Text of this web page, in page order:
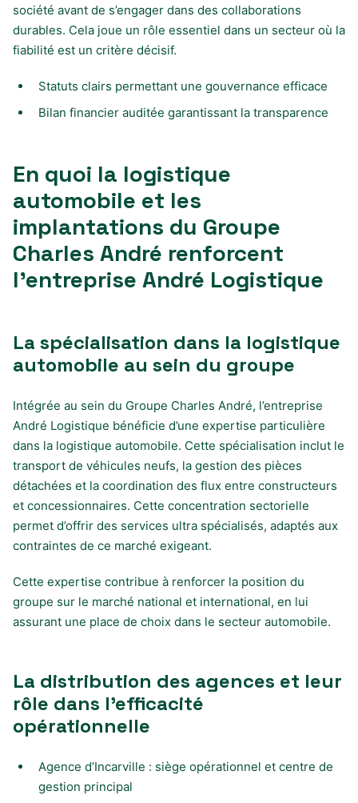
société avant de s’engager dans des collaborations
durables. Cela joue un rôle essentiel dans un secteur où la
fiabilité est un critère décisif.
Statuts clairs permettant une gouvernance efficace
Bilan financier auditée garantissant la transparence
En quoi la logistique
automobile et les
implantations du Groupe
Charles André renforcent
l’entreprise André Logistique
La spécialisation dans la logistique
automobile au sein du groupe
Intégrée au sein du Groupe Charles André, l’entreprise
André Logistique bénéficie d’une expertise particulière
dans la logistique automobile. Cette spécialisation inclut le
transport de véhicules neufs, la gestion des pièces
détachées et la coordination des flux entre constructeurs
et concessionnaires. Cette concentration sectorielle
permet d’offrir des services ultra spécialisés, adaptés aux
contraintes de ce marché exigeant.
Cette expertise contribue à renforcer la position du
groupe sur le marché national et international, en lui
assurant une place de choix dans le secteur automobile.
La distribution des agences et leur
rôle dans l’efficacité
opérationnelle
Agence d’Incarville : siège opérationnel et centre de
gestion principal